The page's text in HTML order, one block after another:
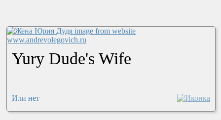
Yury Dude's Wife
Или нет